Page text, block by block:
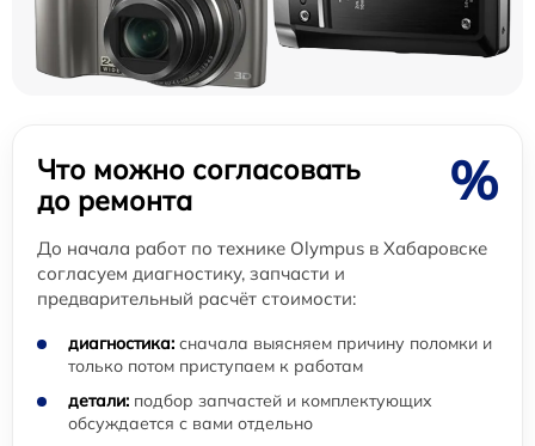
Что можно согласовать
до ремонта
%
До начала работ по технике Olympus в Хабаровске
согласуем диагностику, запчасти и
предварительный расчёт стоимости:
диагностика: сначала выясняем причину поломки и
только потом приступаем к работам
детали: подбор запчастей и комплектующих
обсуждается с вами отдельно